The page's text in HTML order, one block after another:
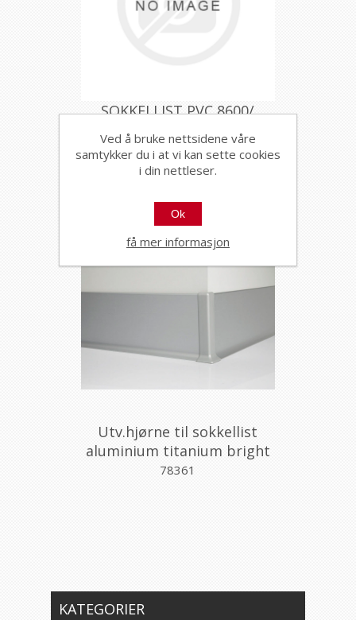
SOKKELLIST PVC 8600/
F.KODE 556 LYS GRÅ
70MMX200CM, PROFILPAS
29794
Utv.hjørne til sokkellist
aluminium titanium bright
satin 60mm90/6TM SF,
78361
KATEGORIER
Ved å bruke nettsidene våre
samtykker du i at vi kan sette cookies
i din nettleser.
Ok
få mer informasjon